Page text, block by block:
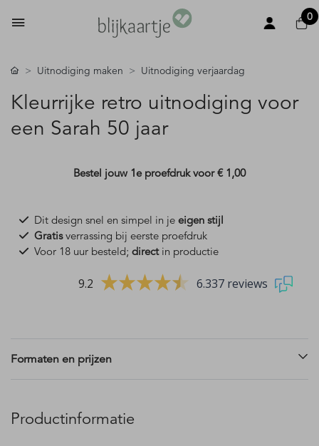
0
Uitnodiging maken Uitnodiging verjaardag
Kleurrijke retro uitnodiging voor
een Sarah 50 jaar
Bestel jouw 1e proefdruk voor€ 1,00
Dit design snel en simpel in je eigen stijl
Gratisverrassing bij eerste proefdruk
Voor 18 uur besteld; directin productie
9.2 6.337 reviews
Formaten en prijzen
Productinformatie